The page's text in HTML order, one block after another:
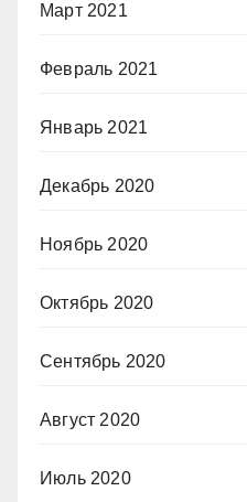
Март 2021
Февраль 2021
Январь 2021
Декабрь 2020
Ноябрь 2020
Октябрь 2020
Сентябрь 2020
Август 2020
Июль 2020